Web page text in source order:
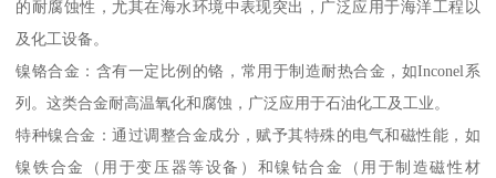
的耐腐蚀性，尤其在海水环境中表现突出，广泛应用于海洋工程以
及化工设备。
镍铬合金：含有一定比例的铬，常用于制造耐热合金，如Inconel系
列。这类合金耐高温氧化和腐蚀，广泛应用于石油化工及工业。
特种镍合金：通过调整合金成分，赋予其特殊的电气和磁性能，如
镍铁合金（用于变压器等设备）和镍钴合金（用于制造磁性材